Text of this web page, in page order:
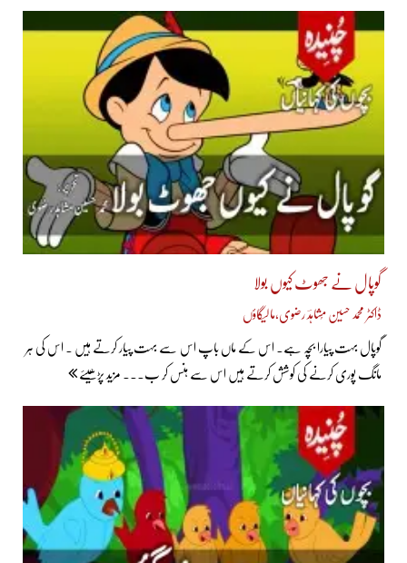
گوپال نے جھوٹ کیوں بولا
ڈاکٹر محمد حسین مُشاہدؔ رضوی،مالیگاؤں
گوپال بہت پیارا بچہ ہے۔ اس کے ماں باپ اس سے بہت پیار کرتے ہیں ۔ اس کی ہر
مانگ پوری کرنے کی کوشش کرتے ہیں اس سے ہنس کر ب... مزید پڑھیئے